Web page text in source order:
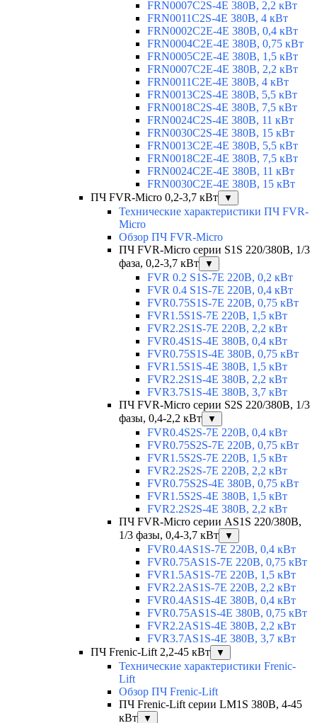
FRN0007C2S-4E 380В, 2,2 кВт
FRN0011C2S-4E 380В, 4 кВт
FRN0002C2E-4E 380В, 0,4 кВт
FRN0004C2E-4E 380В, 0,75 кВт
FRN0005C2E-4E 380В, 1,5 кВт
FRN0007C2E-4E 380В, 2,2 кВт
FRN0011C2E-4E 380В, 4 кВт
FRN0013C2S-4E 380В, 5,5 кВт
FRN0018C2S-4E 380В, 7,5 кВт
FRN0024C2S-4E 380В, 11 кВт
FRN0030C2S-4E 380В, 15 кВт
FRN0013C2E-4E 380В, 5,5 кВт
FRN0018C2E-4E 380В, 7,5 кВт
FRN0024C2E-4E 380В, 11 кВт
FRN0030C2E-4E 380В, 15 кВт
ПЧ FVR-Micro 0,2-3,7 кВт
▼
Технические характеристики ПЧ FVR-
Micro
Обзор ПЧ FVR-Micro
ПЧ FVR-Micro серии S1S 220/380В, 1/3
фаза, 0,2-3,7 кВт
▼
FVR 0.2 S1S-7E 220В, 0,2 кВт
FVR 0.4 S1S-7E 220В, 0,4 кВт
FVR0.75S1S-7E 220В, 0,75 кВт
FVR1.5S1S-7E 220В, 1,5 кВт
FVR2.2S1S-7E 220В, 2,2 кВт
FVR0.4S1S-4E 380В, 0,4 кВт
FVR0.75S1S-4E 380В, 0,75 кВт
FVR1.5S1S-4E 380В, 1,5 кВт
FVR2.2S1S-4E 380В, 2,2 кВт
FVR3.7S1S-4E 380В, 3,7 кВт
ПЧ FVR-Micro серии S2S 220/380В, 1/3
фазы, 0,4-2,2 кВт
▼
FVR0.4S2S-7E 220В, 0,4 кВт
FVR0.75S2S-7E 220В, 0,75 кВт
FVR1.5S2S-7E 220В, 1,5 кВт
FVR2.2S2S-7E 220В, 2,2 кВт
FVR0.75S2S-4E 380В, 0,75 кВт
FVR1.5S2S-4E 380В, 1,5 кВт
FVR2.2S2S-4E 380В, 2,2 кВт
ПЧ FVR-Micro серии AS1S 220/380В,
1/3 фазы, 0,4-3,7 кВт
▼
FVR0.4AS1S-7E 220В, 0,4 кВт
FVR0.75AS1S-7E 220В, 0,75 кВт
FVR1.5AS1S-7E 220В, 1,5 кВт
FVR2.2AS1S-7E 220В, 2,2 кВт
FVR0.4AS1S-4E 380В, 0,4 кВт
FVR0.75AS1S-4E 380В, 0,75 кВт
FVR2.2AS1S-4E 380В, 2,2 кВт
FVR3.7AS1S-4E 380В, 3,7 кВт
ПЧ Frenic-Lift 2,2-45 кВт
▼
Технические характеристики Frenic-
Lift
Обзор ПЧ Frenic-Lift
ПЧ Frenic-Lift серии LM1S 380В, 4-45
кВт
▼